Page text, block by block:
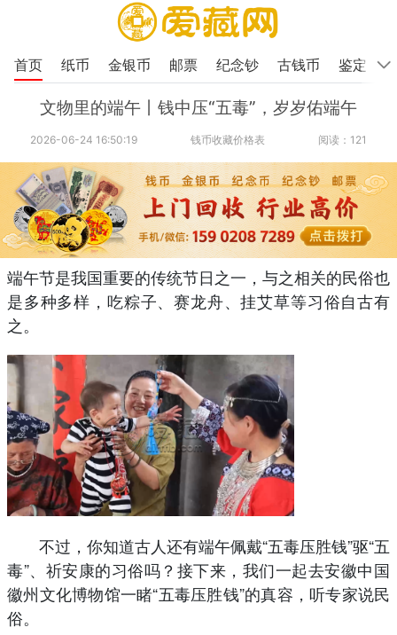
首页 纸币 金银币 邮票 纪念钞 古钱币 鉴定
文物里的端午丨钱中压“五毒”，岁岁佑端午
2026-06-24 16:50:19 钱币收藏价格表 阅读：121
端午节是我国重要的传统节日之一，与之相关的民俗也
是多种多样，吃粽子、赛龙舟、挂艾草等习俗自古有
之。
不过，你知道古人还有端午佩戴“五毒压胜钱”驱“五
毒”、祈安康的习俗吗？接下来，我们一起去安徽中国
徽州文化博物馆一睹“五毒压胜钱”的真容，听专家说民
俗。